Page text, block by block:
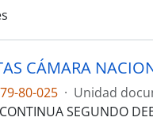
CÁMARA
80-025 · Unidad
CONTINUA SEGUNDO